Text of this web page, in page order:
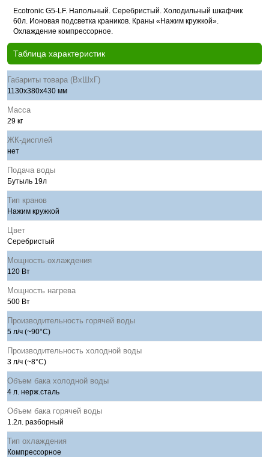
Ecotronic G5-LF. Напольный. Серебристый. Холодильный шкафчик
60л. Ионовая подсветка краников. Краны «Нажим кружкой».
Охлаждение компрессорное.
Таблица характеристик
Габариты товара (ВхШхГ)
1130x380x430 мм
Масса
29 кг
ЖК-дисплей
нет
Подача воды
Бутыль 19л
Тип кранов
Нажим кружкой
Цвет
Серебристый
Мощность охлаждения
120 Вт
Мощность нагрева
500 Вт
Производительность горячей воды
5 л/ч (~90°C)
Производительность холодной воды
3 л/ч (~8°C)
Объем бака холодной воды
4 л. нерж.сталь
Объем бака горячей воды
1.2л. разборный
Тип охлаждения
Компрессорное